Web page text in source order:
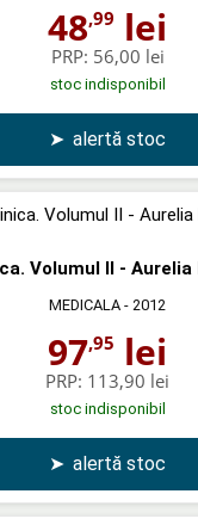
48,99 lei
PRP: 56,00 lei
stoc indisponibil
➤ alertă stoc
Volumul II -
MEDICALA - 2012
97,95 lei
PRP: 113,90 lei
stoc indisponibil
➤ alertă stoc